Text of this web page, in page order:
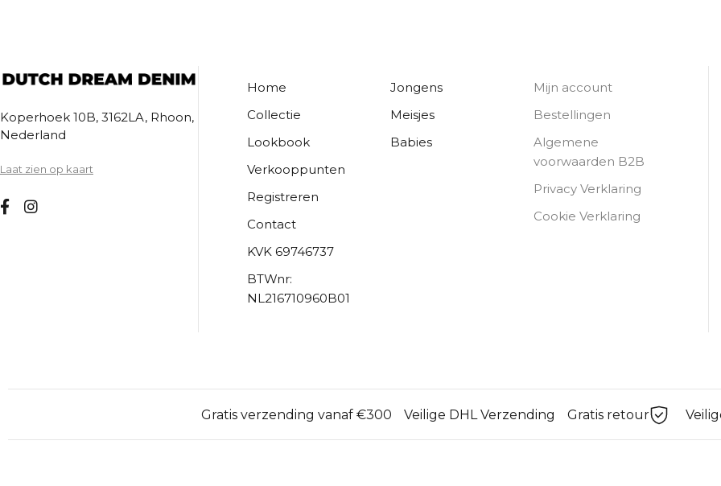
Koperhoek 10B, 3162LA, Rhoon,
Nederland
Laat zien op kaart
Home
Collectie
Lookbook
Verkooppunten
Registreren
Contact
KVK 69746737
BTWnr:
NL216710960B01
Jongens
Meisjes
Babies
Mijn account
Bestellingen
Algemene
voorwaarden B2B
Privacy Verklaring
Cookie Verklaring
Gratis verzending vanaf €300 Veilige DHL Verzending Gratis retour